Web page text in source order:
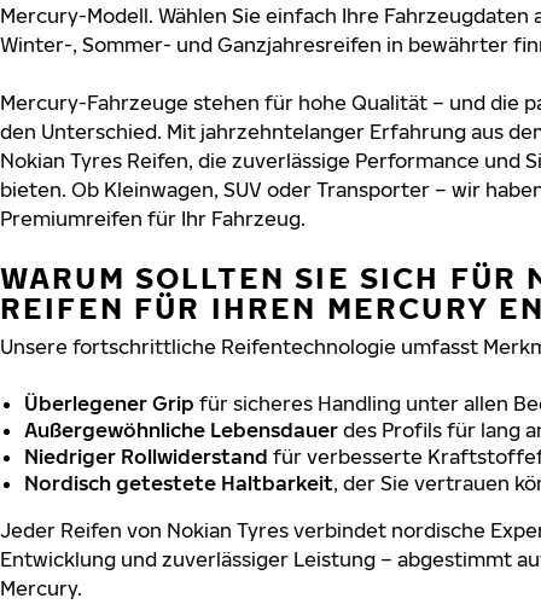
Mercury-Modell. Wählen Sie einfach Ihre Fahrzeugdaten
Winter-, Sommer- und Ganzjahresreifen in bewährter
Mercury-Fahrzeuge stehen für hohe Qualität – und die
den Unterschied. Mit jahrzehntelanger Erfahrung aus
Nokian Tyres Reifen, die zuverlässige Performance und
bieten. Ob Kleinwagen, SUV oder Transporter – wir
Premiumreifen für Ihr Fahrzeug.
WARUM SOLLTEN SIE SICH FÜR
REIFEN FÜR IHREN MERCURY
Unsere fortschrittliche Reifentechnologie umfasst
Überlegener Grip für sicheres Handling unter allen
Außergewöhnliche Lebensdauer des Profils für lang
Niedriger Rollwiderstand für verbesserte
Nordisch getestete Haltbarkeit, der Sie vertrauen
Jeder Reifen von Nokian Tyres verbindet nordische
Entwicklung und zuverlässiger Leistung – abgestimmt
Mercury.